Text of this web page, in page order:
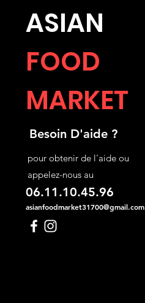
ASIAN
FOOD
MARKET
Besoin D'aide ?
pour obtenir de l'aide ou
appelez-nous au
06.11.10.45.96
asianfoodmarket31700@gmail.com